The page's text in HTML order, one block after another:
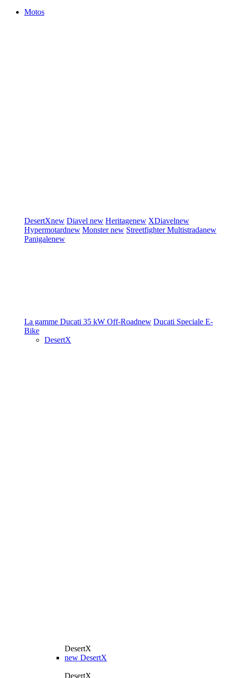
Motos
DesertXnew Diavel new Heritagenew XDiavelnew
Hypermotardnew Monsternew StreetfighterMultistradanew
Panigalenew
La gamme Ducati 35 kW Off-Roadnew Ducati Speciale E-
Bike
DesertX
DesertX
new DesertX
DesertX